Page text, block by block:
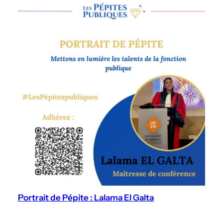
Portrait de Pépite : Lalama El Galta